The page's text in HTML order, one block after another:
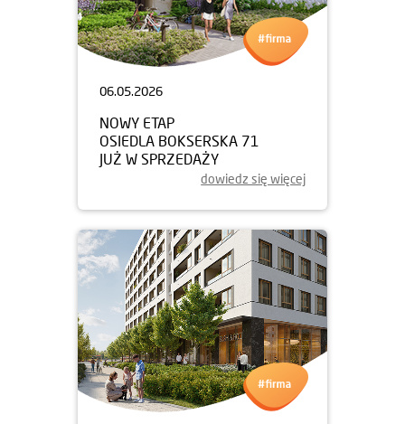
06.05.2026
NOWY ETAP
OSIEDLA BOKSERSKA 71
JUŻ W SPRZEDAŻY
dowiedz się więcej